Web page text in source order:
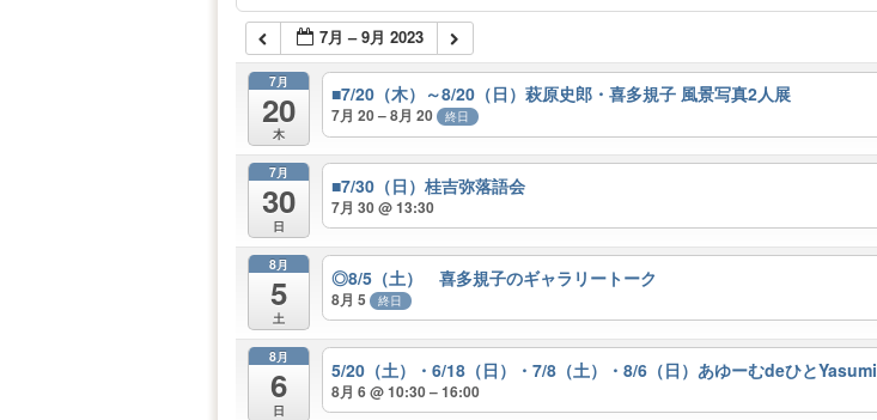
7月 – 9月 2023
7月
20
木
■7/20（木）～8/20（日）萩原史郎・喜多規子 風景写真2人展
7月 20 – 8月 20 終日
7月
30
日
■7/30（日）桂吉弥落語会
7月 30 @ 13:30
8月
5
土
◎8/5（土） 喜多規子のギャラリートーク
8月 5 終日
8月
6
日
5/20（土）・6/18（日）・7/8（土）・8/6（日）あゆーむdeひとYasumi
8月 6 @ 10:30 – 16:00